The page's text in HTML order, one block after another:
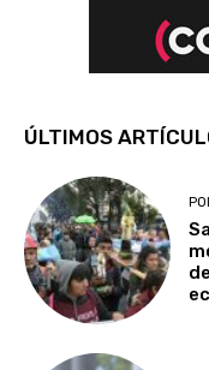
ÚLTIMOS